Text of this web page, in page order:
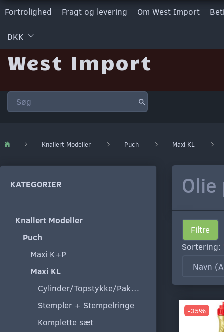
Fortrolighed Fragt og levering Om West Import
DKK
West Import
Knallert Modeller Puch Maxi KL
KATEGORIER
Knallert Modeller
Puch
Maxi K+P
Maxi KL
Cylinder/Topstykke/Pakning
Stempler + Stempelringe
Komplette sæt
Filtre
Sortering:
-35%